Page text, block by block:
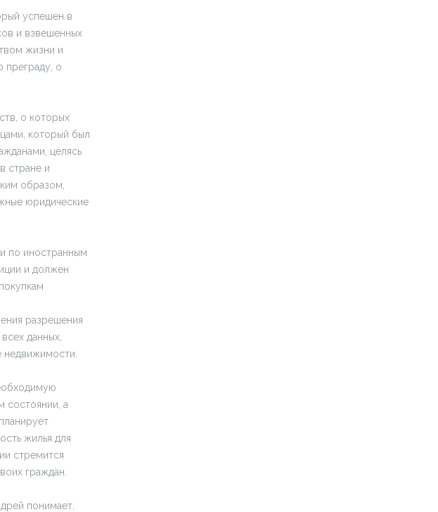
успешен в
и взвешенных
жизни и
преграду, о
о которых
который был
целясь
стране и
образом,
юридические
по иностранным
и должен
разрешения
данных,
недвижимости.
состоянии, а
жилья для
стремится
граждан.
понимает,